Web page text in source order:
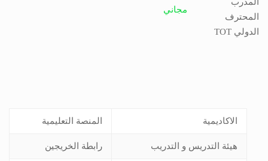
مجاني
الاكاديمية المنصة التعليمية
هيئة التدريس و التدريب رابطة الخريجين